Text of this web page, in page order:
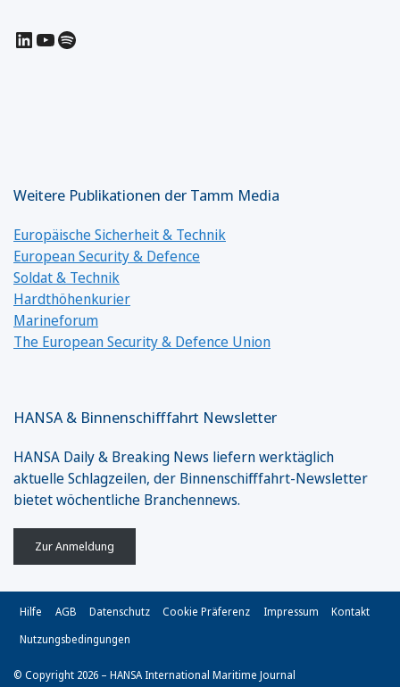
LinkedIn
YouTube
Spotify
Weitere Publikationen der Tamm Media
Europäische Sicherheit & Technik
European Security & Defence
Soldat & Technik
Hardthöhenkurier
Marineforum
The European Security & Defence Union
HANSA & Binnenschifffahrt Newsletter
HANSA Daily & Breaking News liefern werktäglich
aktuelle Schlagzeilen, der Binnenschifffahrt-Newsletter
bietet wöchentliche Branchennews.
Zur Anmeldung
© Copyright 2026 – HANSA International Maritime Journal
Hilfe AGB Datenschutz Cookie Präferenz Impressum
Kontakt
Nutzungsbedingungen